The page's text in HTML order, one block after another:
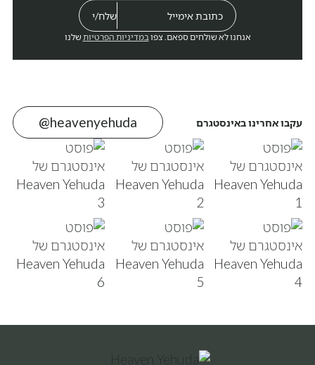
אנחנו לא שולחים ספאם. צפובמדיניות הפרטיות שלנו
עקבו אחרינו באינסטגרם @heavenyehuda